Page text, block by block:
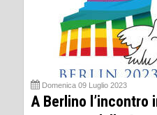
Domenica 09 Luglio 2023
A Berlino l’incontro